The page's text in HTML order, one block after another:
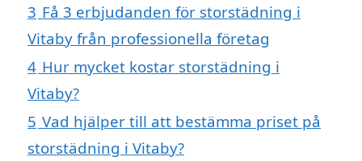
3 Få 3 erbjudanden för storstädning i
Vitaby från professionella företag
4 Hur mycket kostar storstädning i
Vitaby?
5 Vad hjälper till att bestämma priset på
storstädning i Vitaby?